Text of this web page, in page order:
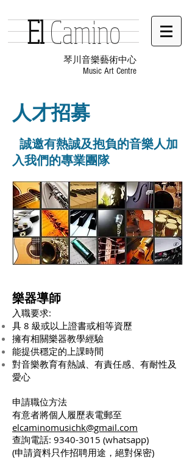
ElCamino
琴川音樂藝術中心
Music Art Centre
人才招募
誠邀有熱誠及抱負的音樂人加
入我們的專業團隊
樂器導師
入職要求:
具 8 級或以上證書或相等資歷
擁有相關樂器教學經驗
能提供穩定的上課時間
對音樂教育有熱誠、有責任感、有耐性及
愛心
申請職位方法
有意者將個人履歷表電郵至
elcaminomusichk@gmail.com
查詢電話: 9340-3015 (whatsapp)
(申請資料只作招聘用途，絕對保密)